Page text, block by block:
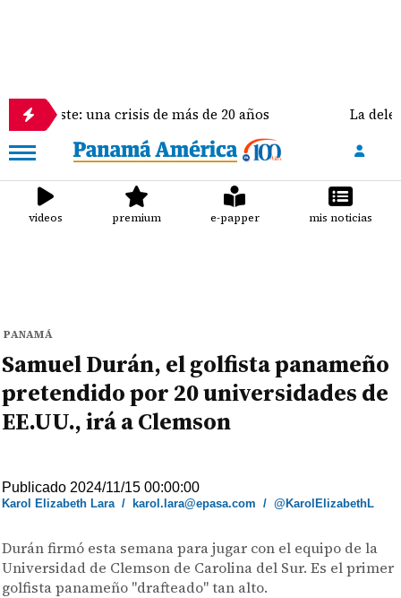
una crisis de más de 20 años La delegación
videos premium e-papper mis noticias
PANAMÁ
Samuel Durán, el golfista panameño
pretendido por 20 universidades de
EE.UU., irá a Clemson
Publicado 2024/11/15 00:00:00
Karol Elizabeth Lara/ karol.lara@epasa.com /@KarolElizabethL
Durán firmó esta semana para jugar con el equipo de la
Universidad de Clemson de Carolina del Sur. Es el primer
golfista panameño "drafteado" tan alto.